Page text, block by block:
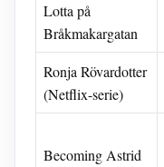
Lotta på
Bråkmakargatan
Ronja Rövardotter
(Netflix-serie)
Becoming Astrid